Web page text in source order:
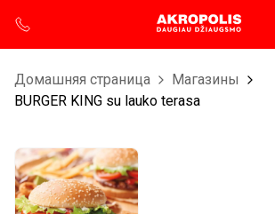
Домашняя страница
Магазины
BURGER KING su lauko terasa